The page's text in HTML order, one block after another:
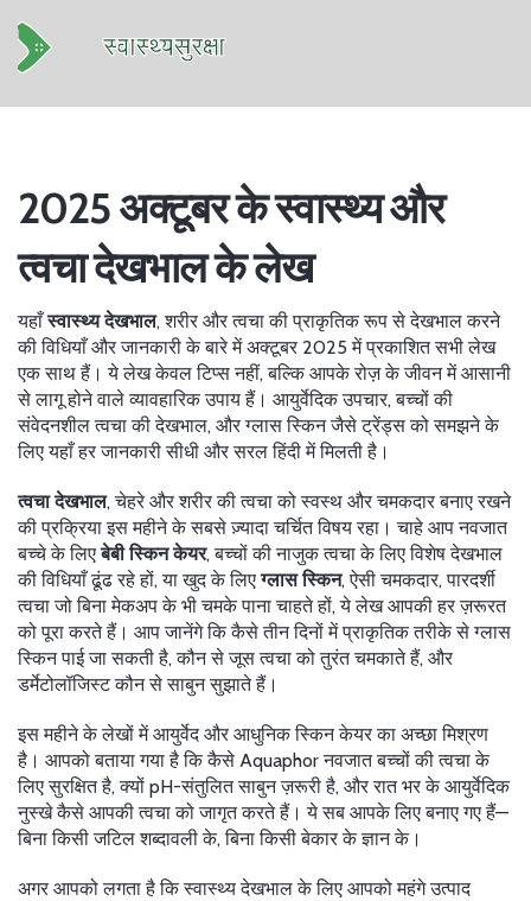
2025 अक्टूबर के स्वास्थ्य और
त्वचा देखभाल के लेख
यहाँस्वास्थ्य देखभाल,शरीर और त्वचा की प्राकृतिक रूप से देखभाल करने
की विधियाँ और जानकारीके बारे में अक्टूबर 2025 में प्रकाशित सभी लेख
एक साथ हैं। ये लेख केवल टिप्स नहीं, बल्कि आपके रोज़ के जीवन में आसानी
से लागू होने वाले व्यावहारिक उपाय हैं। आयुर्वेदिक उपचार, बच्चों की
संवेदनशील त्वचा की देखभाल, और ग्लास स्किन जैसे ट्रेंड्स को समझने के
लिए यहाँ हर जानकारी सीधी और सरल हिंदी में मिलती है।
त्वचा देखभाल,चेहरे और शरीर की त्वचा को स्वस्थ और चमकदार बनाए रखने
की प्रक्रियाइस महीने के सबसे ज़्यादा चर्चित विषय रहा। चाहे आप नवजात
बच्चे के लिएबेबी स्किन केयर,बच्चों की नाजुक त्वचा के लिए विशेष देखभाल
की विधियाँढूंढ रहे हों, या खुद के लिएग्लास स्किन,ऐसी चमकदार, पारदर्शी
त्वचा जो बिना मेकअप के भी चमकेपाना चाहते हों, ये लेख आपकी हर ज़रूरत
को पूरा करते हैं। आप जानेंगे कि कैसे तीन दिनों में प्राकृतिक तरीके से ग्लास
स्किन पाई जा सकती है, कौन से जूस त्वचा को तुरंत चमकाते हैं, और
डर्मेटोलॉजिस्ट कौन से साबुन सुझाते हैं।
इस महीने के लेखों में आयुर्वेद और आधुनिक स्किन केयर का अच्छा मिश्रण
है। आपको बताया गया है कि कैसे Aquaphor नवजात बच्चों की त्वचा के
लिए सुरक्षित है, क्यों pH-संतुलित साबुन ज़रूरी है, और रात भर के आयुर्वेदिक
नुस्खे कैसे आपकी त्वचा को जागृत करते हैं। ये सब आपके लिए बनाए गए हैं—
बिना किसी जटिल शब्दावली के, बिना किसी बेकार के ज्ञान के।
अगर आपको लगता है कि स्वास्थ्य देखभाल के लिए आपको महंगे उत्पाद